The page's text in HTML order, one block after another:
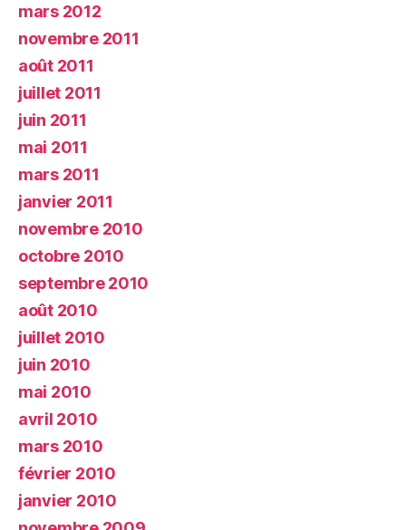
mars 2012
novembre 2011
août 2011
juillet 2011
juin 2011
mai 2011
mars 2011
janvier 2011
novembre 2010
octobre 2010
septembre 2010
août 2010
juillet 2010
juin 2010
mai 2010
avril 2010
mars 2010
février 2010
janvier 2010